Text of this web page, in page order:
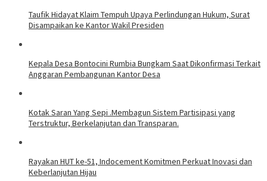
Taufik Hidayat Klaim Tempuh Upaya Perlindungan Hukum, Surat
Disampaikan ke Kantor Wakil Presiden
Kepala Desa Bontocini Rumbia Bungkam Saat Dikonfirmasi Terkait
Anggaran Pembangunan Kantor Desa
Kotak Saran Yang Sepi .Membagun Sistem Partisipasi yang
Terstruktur, Berkelanjutan dan Transparan.
Rayakan HUT ke-51, Indocement Komitmen Perkuat Inovasi dan
Keberlanjutan Hijau